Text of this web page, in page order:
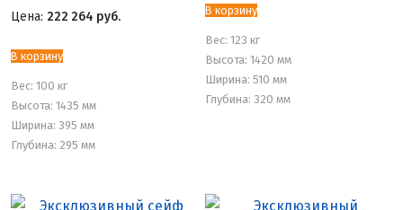
Цена: 222 264 руб.
В корзину
Вес: 100 кг
Высота: 1435 мм
Ширина: 395 мм
Глубина: 295 мм
В корзину
Вес: 123 кг
Высота: 1420 мм
Ширина: 510 мм
Глубина: 320 мм